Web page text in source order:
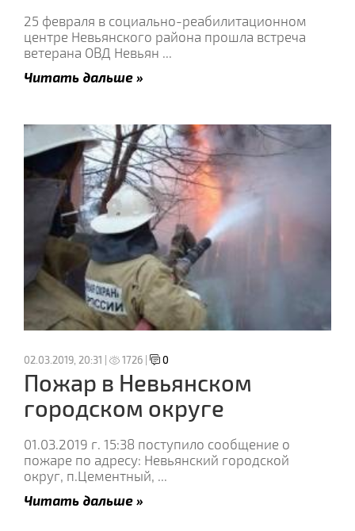
25 февраля в социально-реабилитационном
центре Невьянского района прошла встреча
ветерана ОВД Невьян ...
Читать дальше »
02.03.2019, 20:31 | 1726 | 0
Пожар в Невьянском
городском округе
01.03.2019 г. 15:38 поступило сообщение о
пожаре по адресу: Невьянский городской
округ, п.Цементный, ...
Читать дальше »